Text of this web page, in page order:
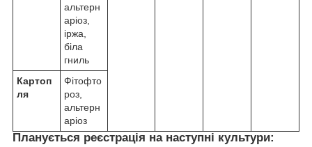
альтерн
аріоз,
іржа,
біла
гниль
Картоп
ля
Фітофто
роз,
альтерн
аріоз
Планується реєстрація на наступні культури: